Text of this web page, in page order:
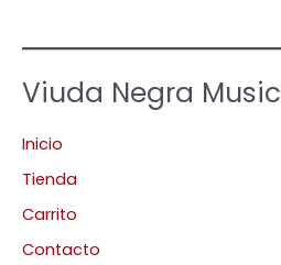
Viuda Negra Music
Inicio
Tienda
Carrito
Contacto